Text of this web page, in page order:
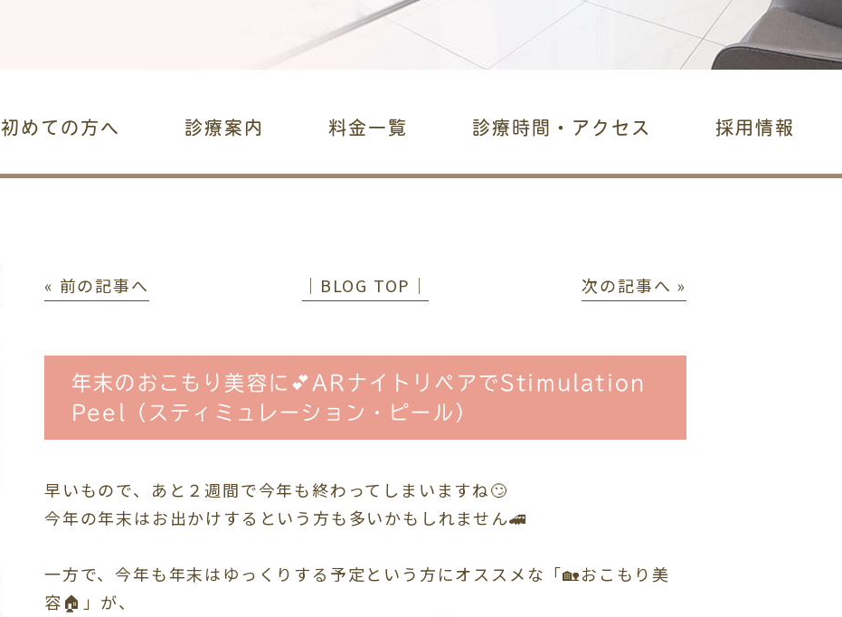
初めての方へ 診療案内 料金一覧 診療時間・アクセス 採用情報
« 前の記事へ │BLOG TOP│ 次の記事へ »
年末のおこもり美容に💕ARナイトリペアでStimulation
Peel（スティミュレーション・ピール）
早いもので、あと２週間で今年も終わってしまいますね🙄
今年の年末はお出かけするという方も多いかもしれません🚄
一方で、今年も年末はゆっくりする予定という方にオススメな「🏡おこもり美
容🏠」が、